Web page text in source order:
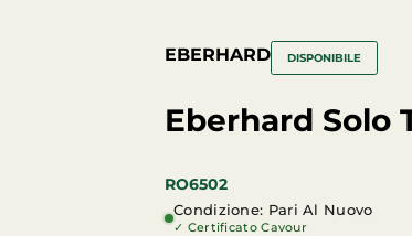
EBERHARD DISPONIBILE
Eberhard Solo
RO6502
Condizione: Pari Al Nuovo
✓ Certificato Cavour